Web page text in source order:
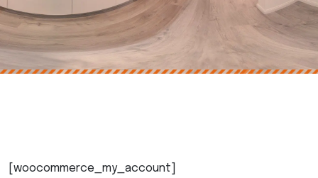
[woocommerce_my_account]